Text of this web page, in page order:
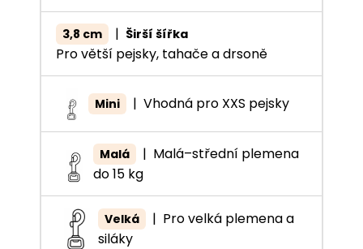
3,8 cm | Širší šířka
Pro větší pejsky, tahače a drsoně
Mini | Vhodná pro XXS pejsky
Malá | Malá–střední plemena
do 15 kg
Velká | Pro velká plemena a
siláky